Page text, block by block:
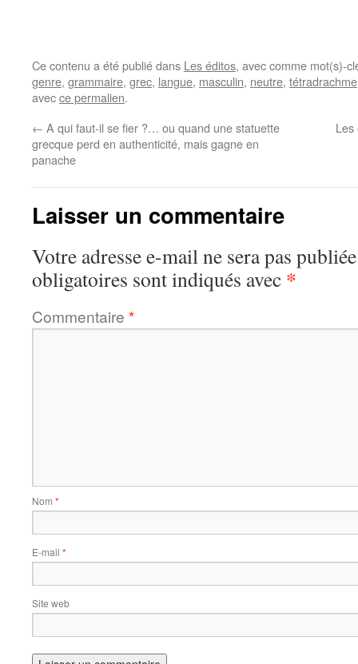
Ce contenu a été publié dans Les éditos, avec comme mot(s)-
genre, grammaire, grec, langue, masculin, neutre, tétradrachme
avecce permalien.
← A qui faut-il se fier ?… ou quand une statuette
grecque perd en authenticité, mais gagne en
panache
Laisser un commentaire
Votre adresse e-mail ne sera pas
obligatoires sont indiqués avec *
Commentaire *
Nom *
E-mail *
Site web